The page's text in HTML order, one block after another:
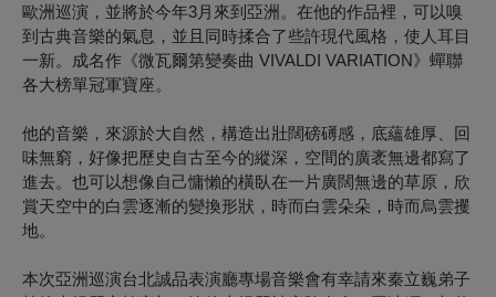
歐洲巡演，並將於今年3月來到亞洲。在他的作品裡，可以嗅
到古典音樂的氣息，並且同時揉合了些許現代風格，使人耳目
一新。成名作《微瓦爾第變奏曲 VIVALDI VARIATION》蟬聯
各大榜單冠軍寶座。
他的音樂，來源於大自然，構造出壯闊磅礡感，底蘊雄厚、回
味無窮，好像把歷史自古至今的縱深，空間的廣袤無邊都寫了
進去。也可以想像自己慵懶的橫臥在一片廣闊無邊的草原，欣
賞天空中的白雲逐漸的變換形狀，時而白雲朵朵，時而烏雲攫
地。
本次亞洲巡演台北誠品表演廳專場音樂會有幸請來秦立巍弟子